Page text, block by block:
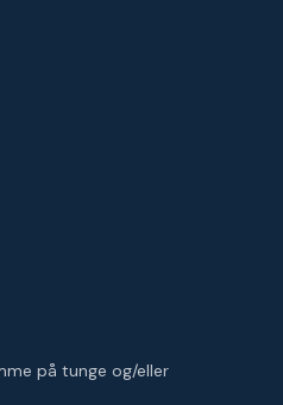
på tunge og/eller